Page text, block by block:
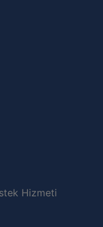
Hizmeti